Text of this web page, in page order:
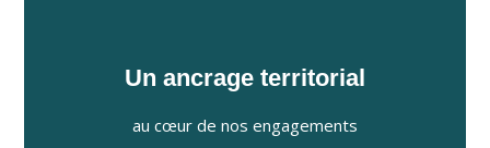
Un ancrage territorial
au cœur de nos engagements